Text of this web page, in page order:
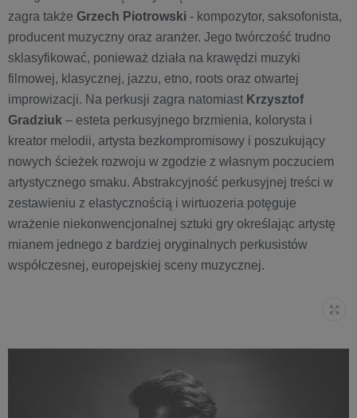
zagra także Grzech Piotrowski - kompozytor, saksofonista,
producent muzyczny oraz aranżer. Jego twórczość trudno
sklasyfikować, ponieważ działa na krawędzi muzyki
filmowej, klasycznej, jazzu, etno, roots oraz otwartej
improwizacji. Na perkusji zagra natomiast Krzysztof
Gradziuk – esteta perkusyjnego brzmienia, kolorysta i
kreator melodii, artysta bezkompromisowy i poszukujący
nowych ścieżek rozwoju w zgodzie z własnym poczuciem
artystycznego smaku. Abstrakcyjność perkusyjnej treści w
zestawieniu z elastycznością i wirtuozeria potęguje
wrażenie niekonwencjonalnej sztuki gry określając artystę
mianem jednego z bardziej oryginalnych perkusistów
współczesnej, europejskiej sceny muzycznej.